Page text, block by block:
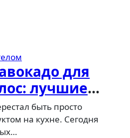
для
лучшие
домашних
на кухне. Сегодня